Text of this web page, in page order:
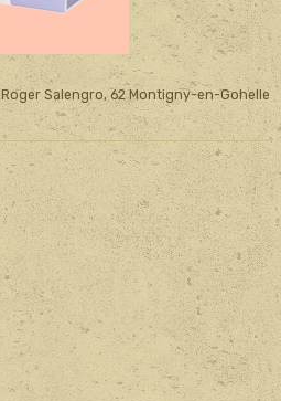
Salengro, 62 Montigny-en-Gohelle